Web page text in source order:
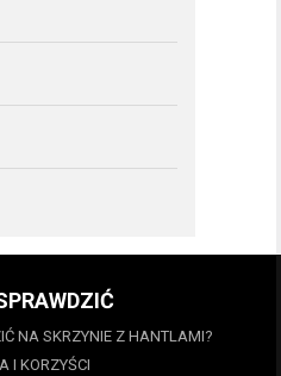
NA SKRZYNIE Z HANTLAMI?
I KORZYŚCI